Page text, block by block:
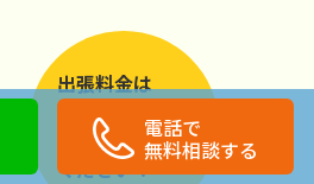
電話で
無料相談する
出張料金は
無料です！
お気軽にご連絡
ください！